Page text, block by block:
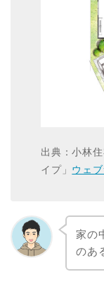
出典：小林
イプ」 ウェ
家の
のあ